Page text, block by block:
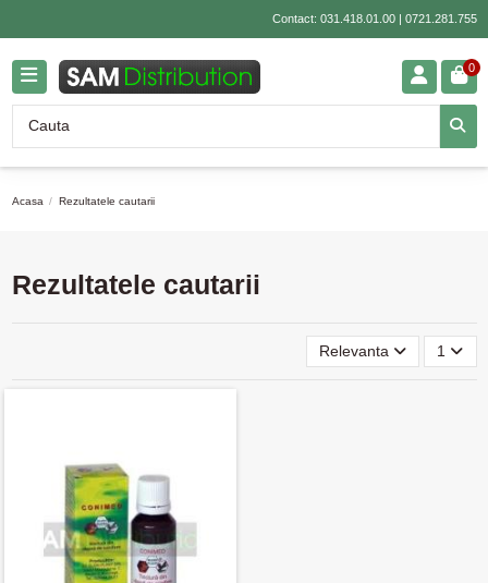
Contact: 031.418.01.00| 0721.281.755
0
Acasa Rezultatele cautarii
Rezultatele cautarii
Relevanta 1